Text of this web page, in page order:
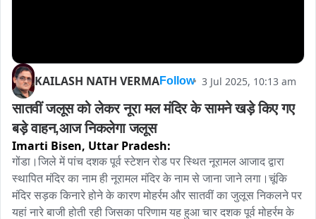
KAILASH NATH VERMAFollow 3 Jul 2025, 10:13 am
सातवीं जलूस को लेकर नूरा मल मंदिर के सामने खड़े किए गए
बड़े वाहन,आज निकलेगा जलूस
Imarti Bisen, Uttar Pradesh:
गोंडा।जिले में पांच दशक पूर्व स्टेशन रोड पर स्थित नूरामल आजाद द्वारा
स्थापित मंदिर का नाम ही नूरामल मंदिर के नाम से जाना जाने लगा।चूंकि
मंदिर सड़क किनारे होने के कारण मोहर्रम और सातवीं का जुलूस निकलने पर
यहां नारे बाजी होती रही जिसका परिणाम यह हुआ चार दशक पूर्व मोहर्रम के